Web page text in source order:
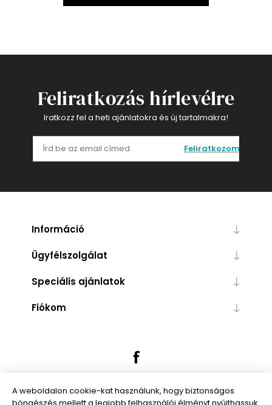
Feliratkozás hírlevélre
Iratkozz fel a heti ajánlatokra és új tartalmakra!
Feliratkozom
Információ
Ügyfélszolgálat
Speciális ajánlatok
Fiókom
A weboldalon cookie-kat használunk, hogy biztonságos